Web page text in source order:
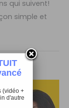
qui suivent!
simple et
(vidéo +
d'autre